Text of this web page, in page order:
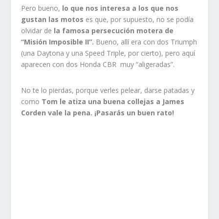
Pero bueno, lo que nos interesa a los que nos
gustan las motos es que, por supuesto, no se podía
olvidar de la famosa persecución motera de
“Misión Imposible II”. Bueno, allí era con dos Triumph
(una Daytona y una Speed Triple, por cierto), pero aquí
aparecen con dos Honda CBR muy “aligeradas”.
No te lo pierdas, porque verles pelear, darse patadas y
como Tom le atiza una buena collejas a James
Corden vale la pena. ¡Pasarás un buen rato!